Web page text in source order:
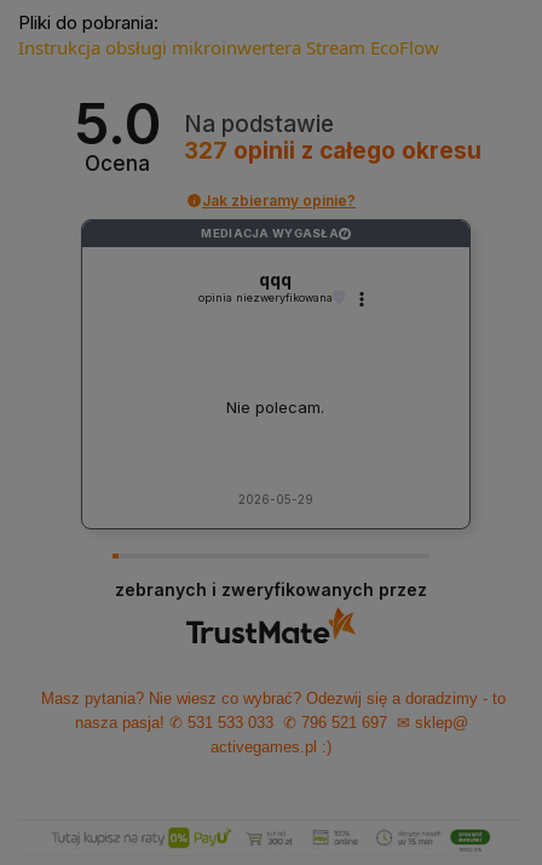
Pliki do pobrania:
Instrukcja obsługi mikroinwertera Stream EcoFlow
5.0
Ocena
Na podstawie
327 opinii z całego okresu
Jak zbieramy opinie?
MEDIACJA WYGASŁA ?
qqq
opinia niezweryfikowana
Nie polecam.
2026-05-29
zebranych i zweryfikowanych przez
Masz pytania? Nie wiesz co wybrać? Odezwij się a doradzimy - to
nasza pasja! ✆ 531 533 033 ✆ 796 521 697
✉ sklep@
activegames.pl :)